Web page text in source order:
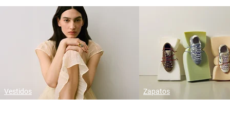
Vestidos Zapatos